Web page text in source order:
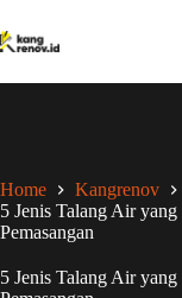
to
content
Home
Kangrenov
5 Jenis Talang Air
Pemasangan
5 Jenis Talang Air